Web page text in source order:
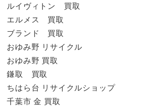
ルイヴィトン 買取
エルメス 買取
ブランド 買取
おゆみ野 リサイクル
おゆみ野 買取
鎌取 買取
ちはら台 リサイクルショップ
千葉市 金 買取